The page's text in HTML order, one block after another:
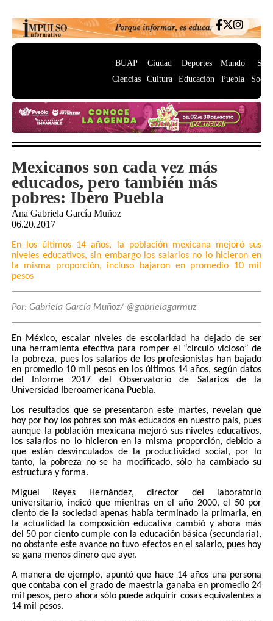
BUAP
Ciencias
Ciudad
Cultura
Deportes
Educación
Mundo
Puebla
Mexicanos son cada vez más
educados, pero también más
pobres: Ibero Puebla
Ana Gabriela García Muñoz
06.20.2017
En los últimos 14 años, la población mexicana mejoró sus
niveles educativos, sin embargo los salarios no lo hicieron en
la misma proporción, incluso bajaron en promedio 10 mil
pesos
Por: Gabriela García Muñoz/ @gabrielagarmuz
En México, escalar niveles de escolaridad ha dejado de ser
una herramienta efectiva para romper el “circulo vicioso” de
la pobreza, pues los salarios de los profesionistas han bajado
en promedio 10 mil pesos en los últimos 14 años, según datos
del Informe 2017 del Observatorio de Salarios de la
Universidad Iberoamericana Puebla.
Los resultados que se presentaron este martes, revelan que
hoy por hoy los pobres son más educados en nuestro país, pues
aunque la población mexicana mejoró sus niveles educativos,
los salarios no lo hicieron en la misma proporción, debido a
que están desvinculados de la productividad social, por lo
tanto, la pobreza no se ha modificado, sólo ha cambiado su
estructura y forma.
Miguel Reyes Hernández, director del laboratorio
universitario, indicó que mientras en el año 2000, el 50 por
ciento de la sociedad apenas había terminado la primaria, en
la actualidad la composición educativa cambió y ahora más
del 50 por ciento cumple con la educación básica (secundaria),
no obstante este avance no tuvo efectos en el salario, pues hoy
se gana menos dinero que ayer.
A manera de ejemplo, apuntó que hace 14 años una persona
que contaba con el grado de maestría ganaba en promedio 24
mil pesos, pero ahora sólo puede adquirir cosas equivalentes a
14 mil pesos.